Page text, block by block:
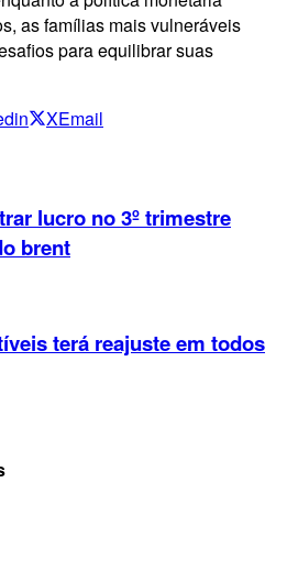
as famílias mais vulneráveis
para equilibrar suas
XEmail
lucro no 3º trimestre
brent
terá reajuste em todos